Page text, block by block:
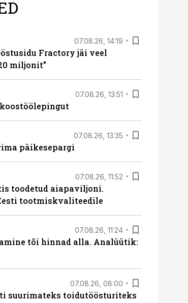
07.08.26, 14:19
Fractory jäi veel
miljonit”
07.08.26, 13:51
07.08.26, 13:35
päikesepargi
07.08.26, 11:52
toodetud aiapaviljoni.
tootmiskvaliteedile
07.08.26, 11:24
tõi hinnad alla. Analüütik:
07.08.26, 08:00
suurimateks toidutöösturiteks